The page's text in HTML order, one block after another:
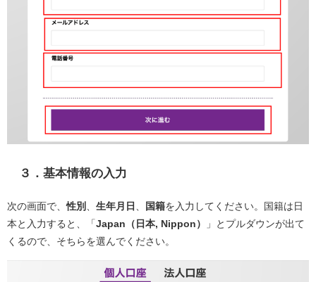
３．基本情報の入力
次の画面で、性別 生年月日 国籍を入力してください。国籍は日
本と入力すると、「 Japan（日本, Nippon）
」とプルダウンが出て
くるので、そちらを選んでください。